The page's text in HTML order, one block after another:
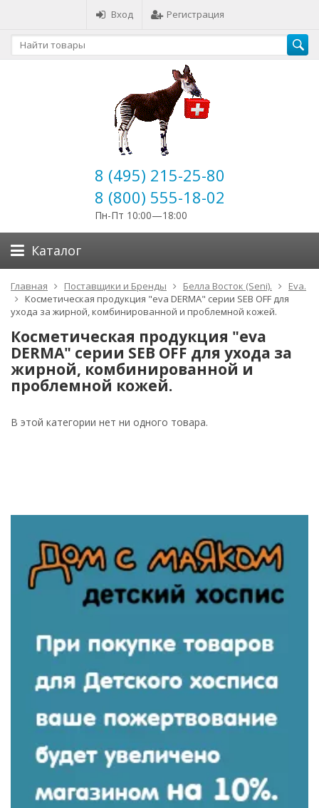
Вход Регистрация
8 (495) 215-25-80
8 (800) 555-18-02
Пн-Пт 10:00—18:00
Каталог
Главная Поставщики и Бренды Белла Восток (Seni).
Eva.
Косметическая продукция "eva DERMA" серии SEB OFF для
ухода за жирной, комбинированной и проблемной кожей.
Косметическая продукция "eva
DERMA" серии SEB OFF для ухода за
жирной, комбинированной и
проблемной кожей.
В этой категории нет ни одного товара.